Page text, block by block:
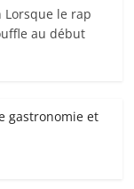
le rap
au début
gastronomie et